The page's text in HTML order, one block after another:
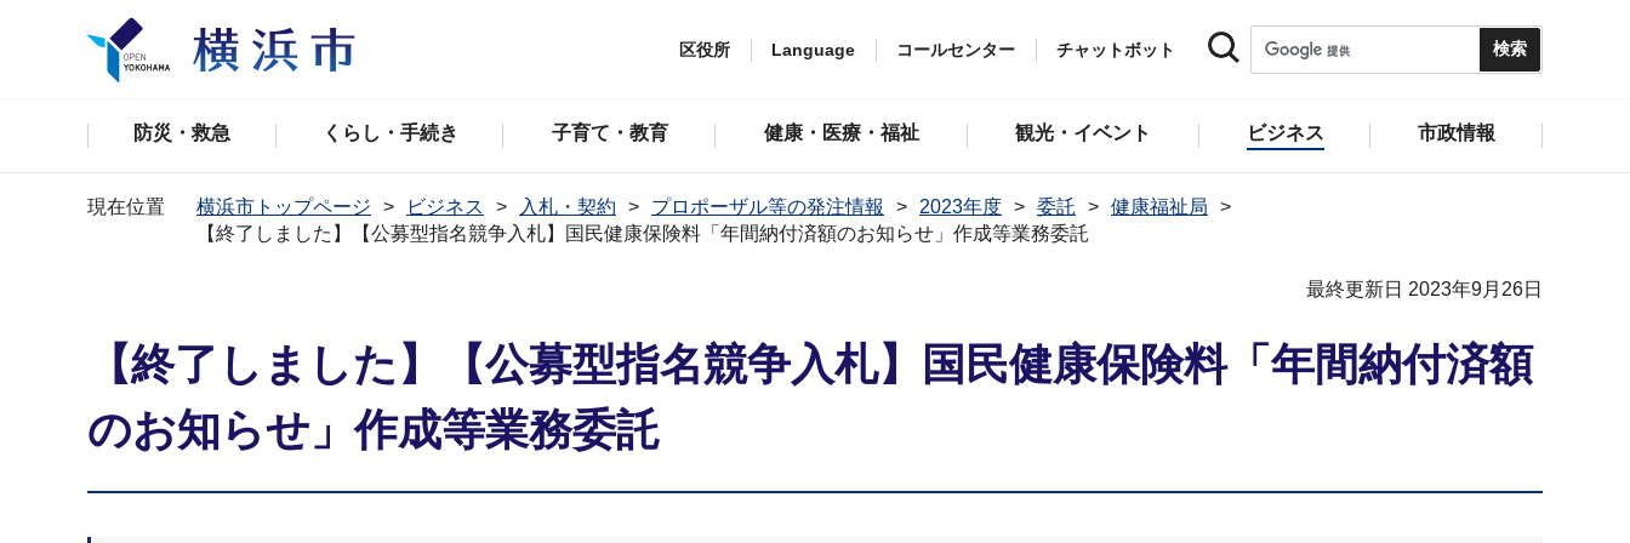
区役所 Language コールセンター チャットボット
防災・救急 くらし・手続き 子育て・教育 健康・医療・福祉 観光・イベント ビジネス 市政情報
現在位置 横浜市トップページ ビジネス 入札・契約 プロポーザル等の発注情報 2023年度 委託
健康福祉局
【終了しました】【公募型指名競争入札】国民健康保険料「年間納付済額のお知らせ」作成等業務委託
最終更新日 2023年9月26日
【終了しました】【公募型指名競争入札】国民健康保険料「年間納付済額
のお知らせ」作成等業務委託